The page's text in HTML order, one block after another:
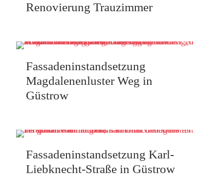
Renovierung Trauzimmer
Fassadeninstandsetzung
Magdalenenluster Weg in
Güstrow
Fassadeninstandsetzung Karl-
Liebknecht-Straße in Güstrow